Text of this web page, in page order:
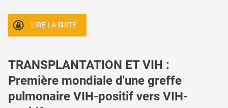
LIRE LA SUITE
TRANSPLANTATION ET VIH :
Première mondiale d'une greffe
pulmonaire VIH-positif vers VIH-